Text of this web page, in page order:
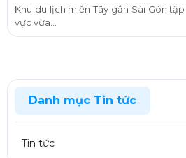
Khu du lịch miền Tây gần Sài Gòn
vực vừa...
Danh mục Tin tức
Tin tức